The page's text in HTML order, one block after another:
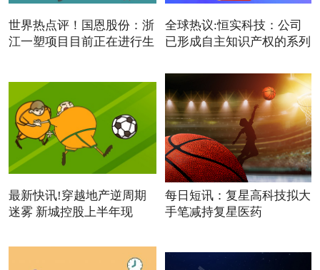
世界热点评！国恩股份：浙
江一塑项目目前正在进行生
全球热议:恒实科技：公司
已形成自主知识产权的系列
最新快讯!穿越地产逆周期
迷雾 新城控股上半年现
每日短讯：复星高科技拟大
手笔减持复星医药